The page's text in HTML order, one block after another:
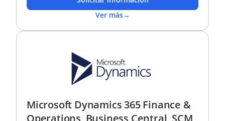
Ver más→
Microsoft Dynamics 365 Finance &
Operations, Business Central, SCM